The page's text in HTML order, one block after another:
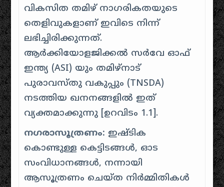
വികസിത തമിഴ് നാഗരികതയുടെ
തെളിവുകളാണ് ഇവിടെ നിന്ന്
ലഭിച്ചിരിക്കുന്നത്.
ആർക്കിയോളജിക്കൽ സർവേ ഓഫ്
ഇന്ത്യ (ASI) യും തമിഴ്നാട്
പുരാവസ്തു വകുപ്പും (TNSDA)
നടത്തിയ ഖനനങ്ങളിൽ ഇത്
വ്യക്തമാക്കുന്നു [ ഉറവിടം 1.1 ].
നഗരാസൂത്രണം: ഇഷ്ടിക
കൊണ്ടുള്ള കെട്ടിടങ്ങൾ, ഓട
സംവിധാനങ്ങൾ, നന്നായി
ആസൂത്രണം ചെയ്ത നിർമ്മിതികൾ